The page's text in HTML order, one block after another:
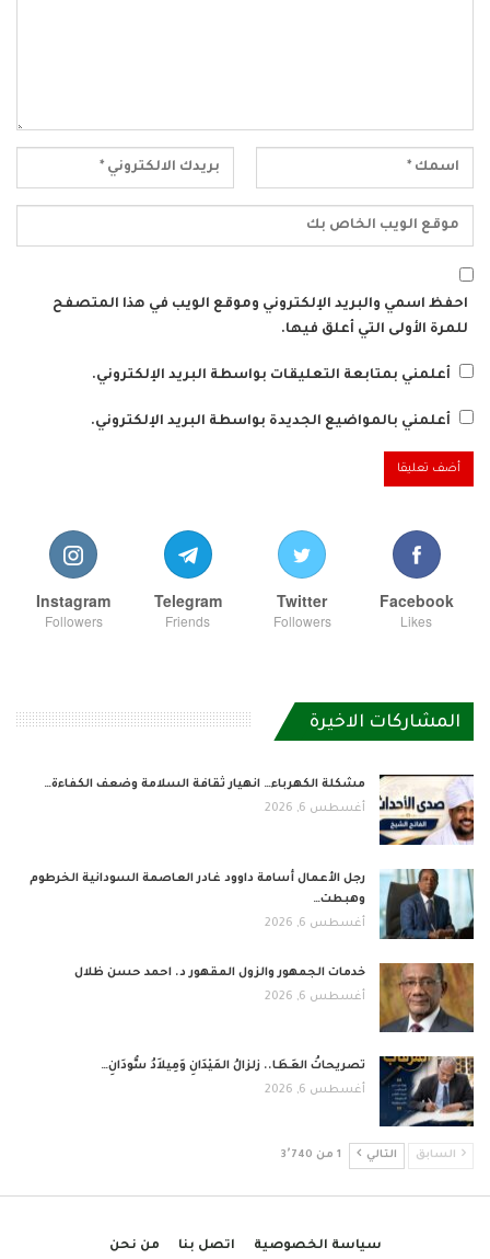
احفظ اسمي والبريد الإلكتروني وموقع الويب في هذا المتصفح
للمرة الأولى التي أعلق فيها.
أعلمني بمتابعة التعليقات بواسطة البريد الإلكتروني.
أعلمني بالمواضيع الجديدة بواسطة البريد الإلكتروني.
Facebook
Likes
Twitter
Followers
Telegram
Friends
Instagram
Followers
المشاركات الاخيرة
مشكلة الكهرباء… انهيار ثقافة السلامة وضعف الكفاءة…
أغسطس 6, 2026
رجل الأعمال أسامة داوود غادر العاصمة السودانية الخرطوم
وهبطت…
أغسطس 6, 2026
خدمات الجمهور والزول المقهور د. احمد حسن ظلال
أغسطس 6, 2026
تصريحاتُ العَطَا.. زلزالُ المَيْدَانِ وَمِيلاَدُ سُّودَانِ…
أغسطس 6, 2026
السابق التالي 1 من 3٬740
سياسة الخصوصية اتصل بنا من نحن